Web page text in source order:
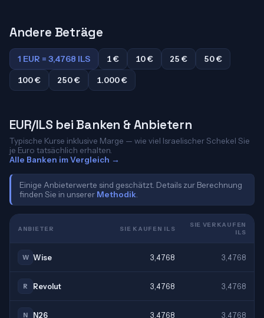
Andere Beträge
1 EUR = 3,4768 ILS 1 € 10 € 25 €
50 €
100 €
250 € 1.000 €
EUR/ILS bei Banken & Anbietern
Typische Kurse inklusive Marge — wie viel Israelischer Schekel Sie
je Euro tatsächlich erhalten.
Alle Banken im Vergleich →
Einige Anbieterwerte sind geschätzt. Details zur Berechnung
finden Sie in unserer Methodik
ANBIETER SIE KAUFEN ILS
SIE VERKAUFEN
ILS
W Wise 3,4768 3,4768
R Revolut 3,4768 3,4768
N N26 3,4768 3,4768